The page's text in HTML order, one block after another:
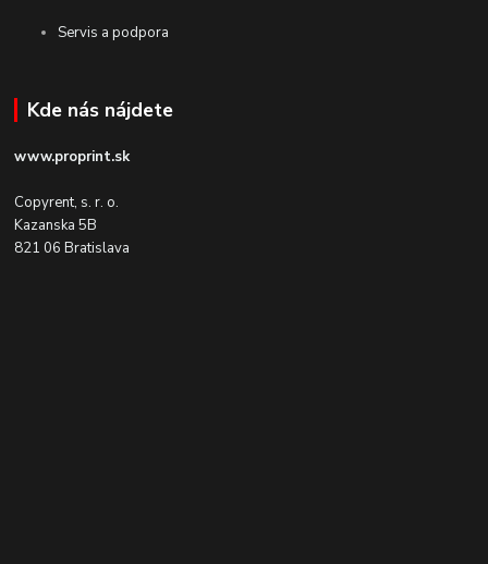
Servis a podpora
Kde nás nájdete
www.proprint.sk
Copyrent, s. r. o.
Kazanska 5B
821 06 Bratislava